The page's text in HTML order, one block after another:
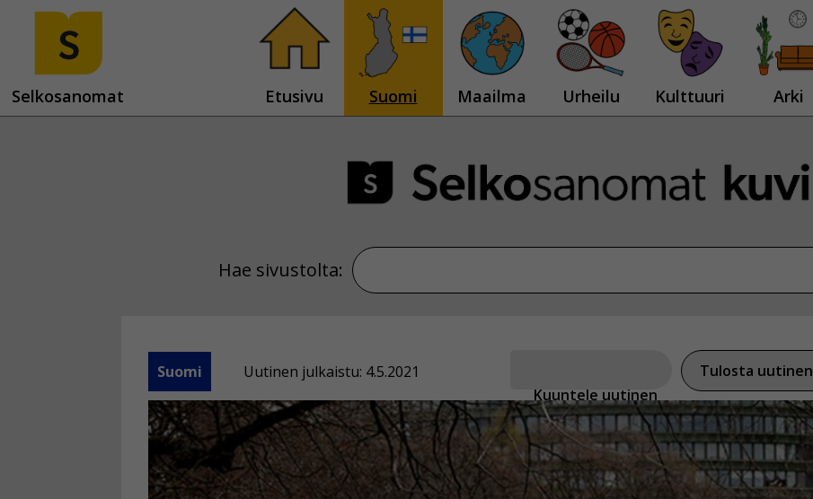
Selkosanomat Etusivu Suomi Maailma Urheilu Kulttuuri Arki
Hae sivustolta:
Suomi
Uutinen julkaistu: 4.5.2021
Kuuntele uutinen
Tulosta uutinen